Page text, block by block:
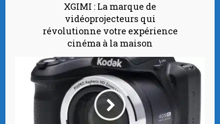
XGIMI : La marque de
vidéoprojecteurs qui
révolutionne votre expérience
cinéma à la maison